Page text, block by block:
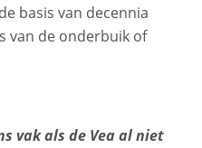
basis van decennia
van de onderbuik of
vak als de Vea al niet